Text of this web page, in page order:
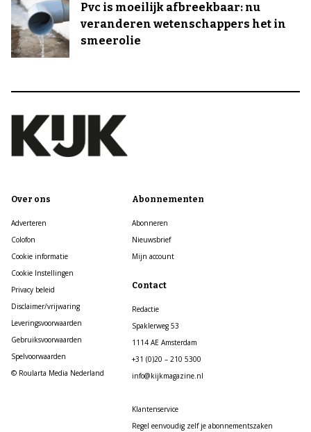
Pvc is moeilijk afbreekbaar: nu
veranderen wetenschappers het in
smeerolie
Over ons
Adverteren
Colofon
Cookie informatie
Cookie Instellingen
Privacy beleid
Disclaimer/vrijwaring
Leveringsvoorwaarden
Gebruiksvoorwaarden
Spelvoorwaarden
© Roularta Media Nederland
Abonnementen
Abonneren
Nieuwsbrief
Mijn account
Contact
Redactie
Spaklerweg 53
1114 AE Amsterdam
+31 (0)20 – 210 5300
info@kijkmagazine.nl
Klantenservice
Regel eenvoudig zelf je abonnementszaken